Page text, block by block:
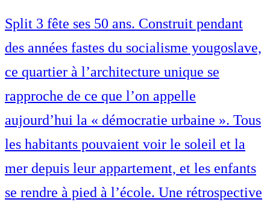
Split 3 fête ses 50 ans. Construit pendant
des années fastes du socialisme yougoslave,
ce quartier à l’architecture unique se
rapproche de ce que l’on appelle
aujourd’hui la « démocratie urbaine ». Tous
les habitants pouvaient voir le soleil et la
mer depuis leur appartement, et les enfants
se rendre à pied à l’école. Une rétrospective